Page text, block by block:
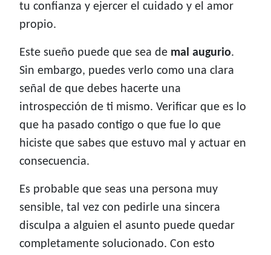
tu confianza y ejercer el cuidado y el amor
propio.
Este sueño puede que sea de mal augurio.
Sin embargo, puedes verlo como una clara
señal de que debes hacerte una
introspección de ti mismo. Verificar que es lo
que ha pasado contigo o que fue lo que
hiciste que sabes que estuvo mal y actuar en
consecuencia.
Es probable que seas una persona muy
sensible, tal vez con pedirle una sincera
disculpa a alguien el asunto puede quedar
completamente solucionado. Con esto